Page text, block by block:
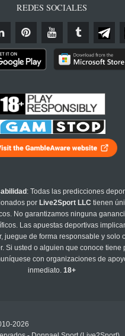
REDES SOCIALES
: Todas las predicciones
por Live2Sport LLC tienen
No garantizamos ninguna
Las apuestas deportivas
juegue de forma responsable y solo
Si usted o alguien que conoce tiene
con organizaciones de
inmediato.18+
2026